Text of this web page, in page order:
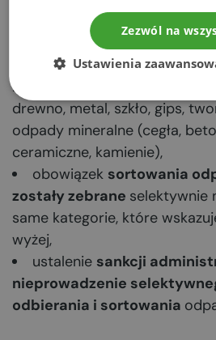
obowiązek
selektywnego
odbierania odpadów
rozbiórkowych
drewno, metal, szkło, gips,
odpady mineralne (cegła,
ceramiczne, kamienie),
obowiązek sortowania
zostały zebrane selektywnie
same kategorie, które
wyżej,
ustalenie sankcji
nieprowadzenie
odbierania i sortowania
Zezwól na
Ustawienia